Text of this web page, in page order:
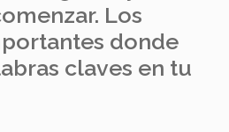
Los
donde
claves en tu